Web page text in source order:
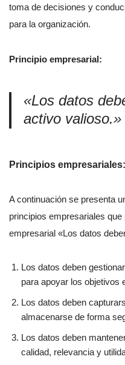
toma de decisiones y
para la organización.
Principio empresarial:
«Los datos
activo valioso.»
Principios empresariales:
A continuación se presenta
principios empresariales
empresarial «Los datos
Los datos deben
para apoyar los objetivos
Los datos deben
almacenarse de forma
Los datos deben
calidad, relevancia y